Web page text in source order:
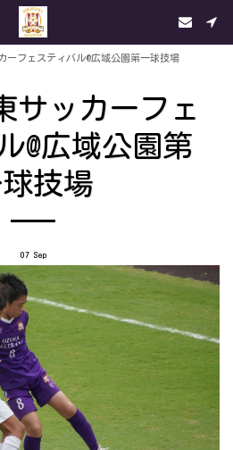
ーフェスティバル@広域公園第一球技場
サッカーフェ
@広域公園第
技場
07Sep